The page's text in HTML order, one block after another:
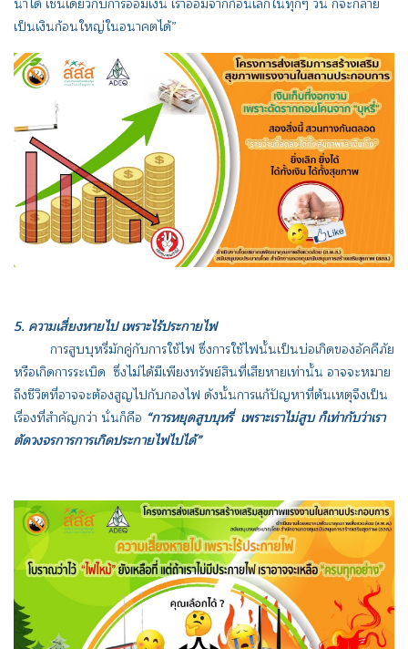
เป็นเงินก้อนใหญ่ในอนาคตได้”
5. ความเสี่ยงหายไป เพราะไร้ประกายไฟ
การสูบบุหรี่มักคู่กับการใช้ไฟ ซึ่งการใช้ไฟนั้นเป็นบ่อเกิดของอัคคีภัย
หรือเกิดการระเบิด ซึ่งไม่ได้มีเพียงทรัพย์สินที่เสียหายเท่านั้น อาจจะหมาย
ถึงชีวิตที่อาจจะต้องสูญไปกับกองไฟ ดังนั้นการแก้ปัญหาที่ต้นเหตุจึงเป็น
เรื่องที่สำคัญกว่า นั่นก็คือ “การหยุดสูบบุหรี่ เพราะเราไม่สูบ ก็เท่ากับว่าเรา
ตัดวงจรการการเกิดประกายไฟไปได้”